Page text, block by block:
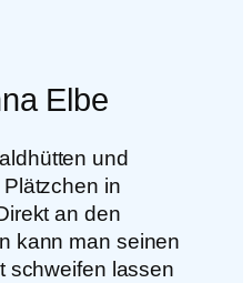
Elbe
und
in
an den
kann man seinen
schweifen lassen